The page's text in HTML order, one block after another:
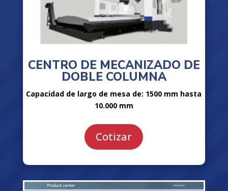
CENTRO DE MECANIZADO DE
DOBLE COLUMNA
Capacidad de largo de mesa de: 1500 mm hasta
10.000 mm
Cotizar